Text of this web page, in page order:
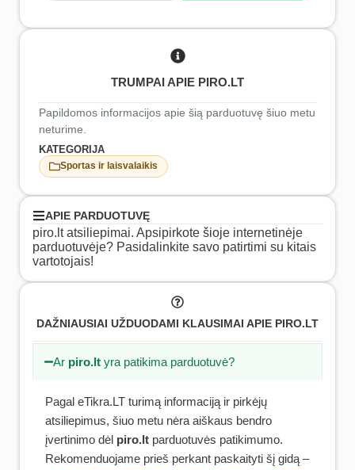
TRUMPAI APIE PIRO.LT
Papildomos informacijos apie šią parduotuvę šiuo metu
neturime.
KATEGORIJA
Sportas ir laisvalaikis
APIE PARDUOTUVĘ
piro.lt atsiliepimai. Apsipirkote šioje internetinėje
parduotuvėje? Pasidalinkite savo patirtimi su kitais
vartotojais!
DAŽNIAUSIAI UŽDUODAMI KLAUSIMAI APIE PIRO.LT
Ar piro.lt yra patikima parduotuvė?
Pagal eTikra.LT turimą informaciją ir pirkėjų
atsiliepimus, šiuo metu nėra aiškaus bendro
įvertinimo dėl piro.lt parduotuvės patikimumo.
Rekomenduojame prieš perkant paskaityti šį gidą –